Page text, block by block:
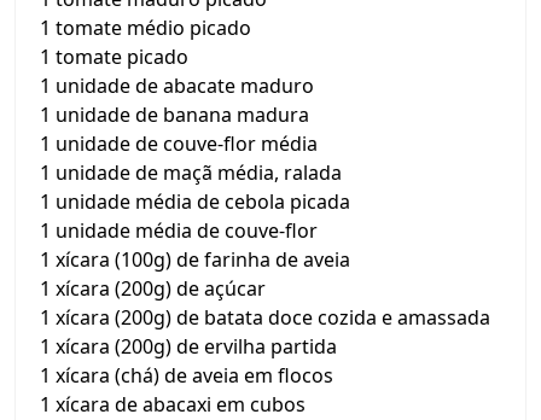
1 tomate médio picado
1 tomate picado
1 unidade de abacate maduro
1 unidade de banana madura
1 unidade de couve-flor média
1 unidade de maçã média, ralada
1 unidade média de cebola picada
1 unidade média de couve-flor
1 xícara (100g) de farinha de aveia
1 xícara (200g) de açúcar
1 xícara (200g) de batata doce cozida e amassada
1 xícara (200g) de ervilha partida
1 xícara (chá) de aveia em flocos
1 xícara de abacaxi em cubos